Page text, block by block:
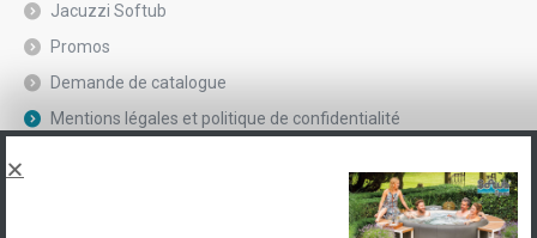
Jacuzzi Softub
Promos
Demande de catalogue
Mentions légales et politique de confidentialité